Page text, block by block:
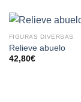
FIGURAS DIVERSAS
Relieve abuelo
42,80€